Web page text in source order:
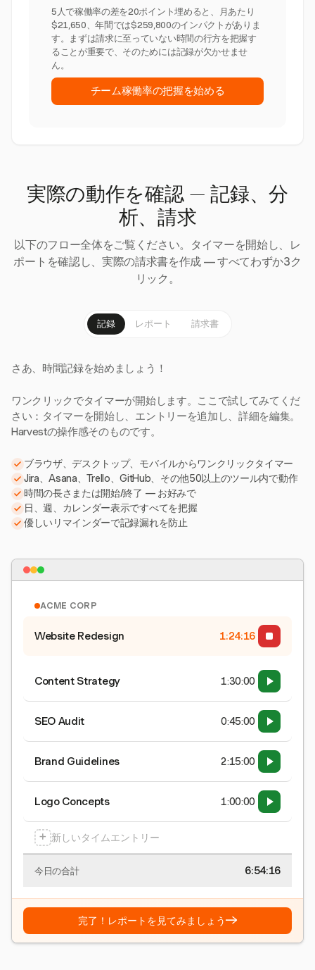
5人で稼働率の差を20ポイント埋めると、月あたり
$21,650、年間では$259,800のインパクトがありま
す。まずは請求に至っていない時間の行方を把握す
ることが重要で、そのためには記録が欠かせませ
ん。
チーム稼働率の把握を始める
実際の動作を確認 — 記録、分
析、請求
以下のフロー全体をご覧ください。タイマーを開始し、レ
ポートを確認し、実際の請求書を作成 — すべてわずか3ク
リック。
記録 レポート 請求書
さあ、時間記録を始めましょう！
ワンクリックでタイマーが開始します。ここで試してみてくだ
さい：タイマーを開始し、エントリーを追加し、詳細を編集。
Harvestの操作感そのものです。
ブラウザ、デスクトップ、モバイルからワンクリックタイマー
Jira、Asana、Trello、GitHub、その他50以上のツール内で動作
時間の長さまたは開始/終了 — お好みで
日、週、カレンダー表示ですべてを把握
優しいリマインダーで記録漏れを防止
ACME CORP
Website Redesign 1:24:16
Content Strategy 1:30:00
SEO Audit 0:45:00
Brand Guidelines 2:15:00
Logo Concepts 1:00:00
+ 新しいタイムエントリー
今日の合計 6:54:16
完了！レポートを見てみましょう→